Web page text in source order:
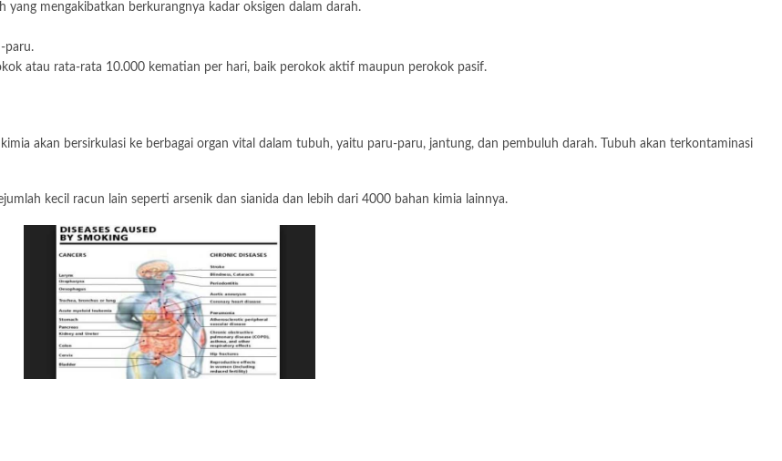
mengakibatkan berkurangnya kadar oksigen dalam darah.
paru.
atau rata-rata 10.000 kematian per hari, baik perokok aktif maupun perokok pasif.
akan bersirkulasi ke berbagai organ vital dalam tubuh, yaitu paru-paru, jantung, dan pembuluh darah. Tubuh akan terkontaminasi
kecil racun lain seperti arsenik dan sianida dan lebih dari 4000 bahan kimia lainnya.